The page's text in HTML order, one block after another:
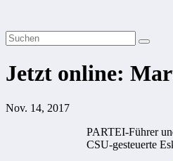
Jetzt online:
Nov. 14, 2017
PARTEI-Führer
CSU-gesteuerte